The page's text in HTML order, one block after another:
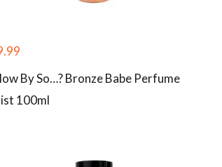
By So…? Bronze Babe Perfume
100ml